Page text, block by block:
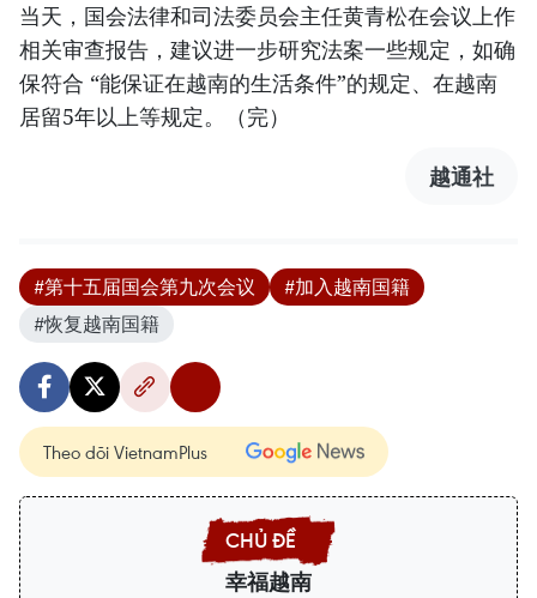
当天，国会法律和司法委员会主任黄青松在会议上作
相关审查报告，建议进一步研究法案一些规定，如确
保符合 “能保证在越南的生活条件”的规定、在越南
居留5年以上等规定。（完）
越通社
#第十五届国会第九次会议
#加入越南国籍
#恢复越南国籍
Theo dõi VietnamPlus
幸福越南